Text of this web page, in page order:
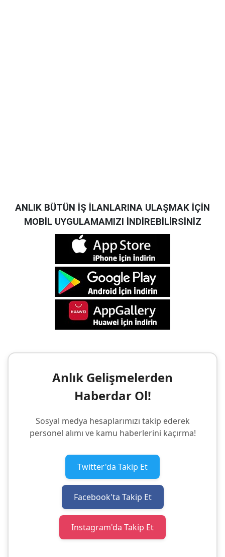
ANLIK BÜTÜN İŞ İLANLARINA ULAŞMAK İÇİN
MOBİL UYGULAMAMIZI İNDİREBİLİRSİNİZ
Anlık Gelişmelerden
Haberdar Ol!
Sosyal medya hesaplarımızı takip ederek
personel alımı ve kamu haberlerini kaçırma!
Twitter'da Takip Et
Facebook'ta Takip Et
Instagram'da Takip Et